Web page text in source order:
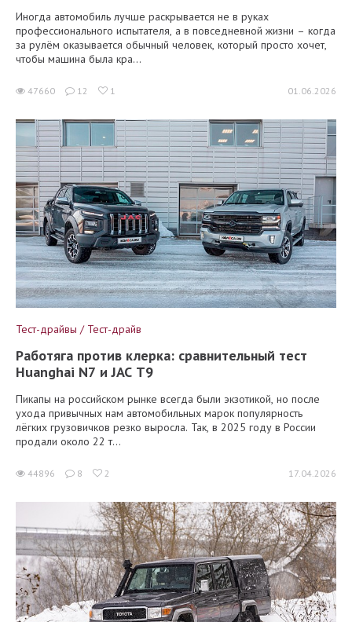
Иногда автомобиль лучше раскрывается не в руках
профессионального испытателя, а в повседневной жизни – когда
за рулём оказывается обычный человек, который просто хочет,
чтобы машина была кра...
47660 12 1 01.06.2026
Тест-драйвы / Тест-драйв
Работяга против клерка: сравнительный тест
Huanghai N7 и JAC T9
Пикапы на российском рынке всегда были экзотикой, но после
ухода привычных нам автомобильных марок популярность
лёгких грузовичков резко выросла. Так, в 2025 году в России
продали около 22 т...
44896 8 2 17.04.2026